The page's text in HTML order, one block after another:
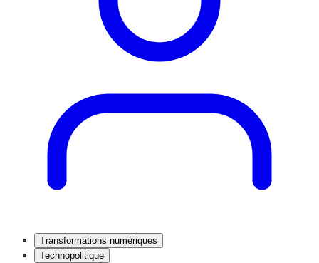
Transformations numériques
Technopolitique